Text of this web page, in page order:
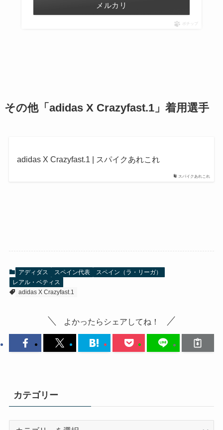
メルカリ
ポチップ
その他「adidas X Crazyfast.1」着用選手
スパイクあれこれ
adidas X Crazyfast.1 | スパイクあれこれ
アディダス スペイン代表
スペイン（ラ・リーガ）
レアル・ベティス
adidas X Crazyfast.1
よかったらシェアしてね！
カテゴリー